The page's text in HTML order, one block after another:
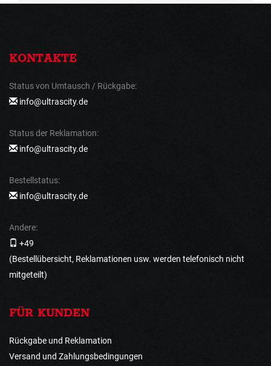
KONTAKTE
Status von Umtausch / Rückgabe:
info@ultrascity.de
Status der Reklamation:
info@ultrascity.de
Bestellstatus:
info@ultrascity.de
Andere:
+49
(Bestellübersicht, Reklamationen usw. werden telefonisch nicht
mitgeteilt)
FÜR KUNDEN
Rückgabe und Reklamation
Versand und Zahlungsbedingungen